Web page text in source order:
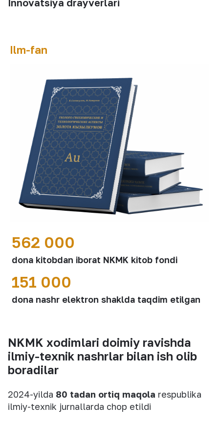
Innovatsiya drayverlari
Ilm-fan
562 000
dona kitobdan iborat NKMK kitob fondi
151 000
dona nashr elektron shaklda taqdim etilgan
NKMK xodimlari doimiy ravishda
ilmiy-texnik nashrlar bilan ish olib
boradilar
2024-yilda 80 tadan ortiq maqola respublika
ilmiy-texnik jurnallarda chop etildi